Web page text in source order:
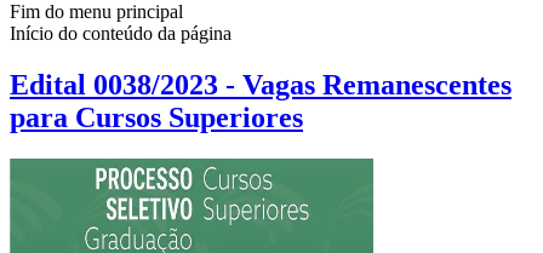
Fim do menu principal
Início do conteúdo da página
Edital 0038/2023 - Vagas Remanescentes
para Cursos Superiores